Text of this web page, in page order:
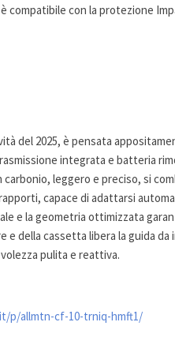
compatibile con la protezione
del 2025, è pensata
integrata e batteria
leggero e preciso, si
capace di adattarsi
e la geometria ottimizzata
e della cassetta libera la guida
pulita e reattiva.
p/allmtn-cf-10-trniq-hmft1/